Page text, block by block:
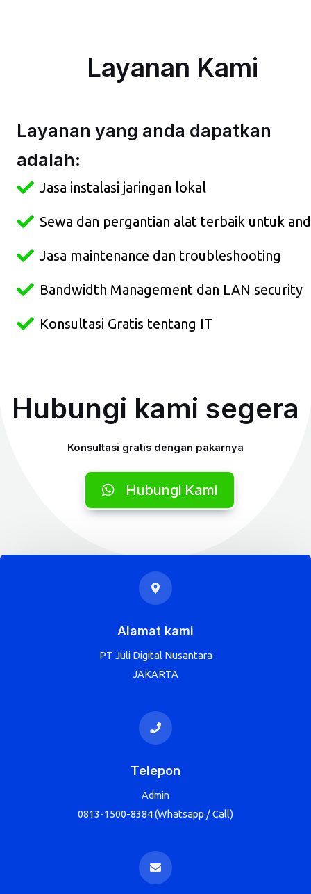
Layanan Kami
Layanan yang anda dapatkan
adalah:
Jasa instalasi jaringan lokal
Sewa dan pergantian alat terbaik untuk
Jasa maintenance dan troubleshooting
Bandwidth Management dan LAN security
Konsultasi Gratis tentang IT
Hubungi kami segera
Konsultasi gratis dengan pakarnya
Hubungi Kami
Alamat kami
PT Juli Digital Nusantara
JAKARTA
Telepon
Admin
0813-1500-8384 (Whatsapp / Call)